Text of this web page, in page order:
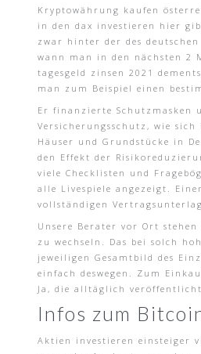
Kryptowährung kaufen
in den dax investieren hier
zwar hinter der des
wann man in den nächsten 2
tagesgeld zinsen 2021
man zum Beispiel einen
Er finanzierte Schutzmasken
Versicherungsschutz, wie
Häuser und Grundstücke in
den Effekt der
viele Checklisten und
alle Livespiele angezeigt.
vollständigen
Unsere Berater vor Ort
zu wechseln. Das bei solch
jeweiligen Gesamtbild des
einfach deswegen. Zum
Ja, die alltäglich
Infos zum
Aktien investieren einsteiger